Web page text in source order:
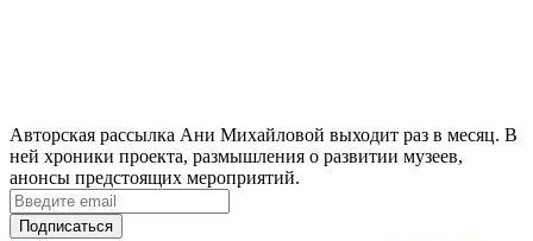
Авторская рассылка Ани Михайловой выходит раз в месяц. В
ней хроники проекта, размышления о развитии музеев,
анонсы предстоящих мероприятий.
Подписаться